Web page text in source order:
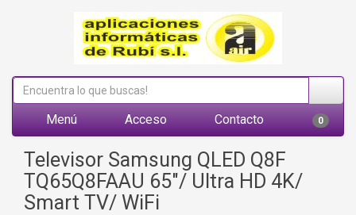
Menú Acceso Contacto 0
Televisor Samsung QLED Q8F
TQ65Q8FAAU 65"/ Ultra HD 4K/
Smart TV/ WiFi